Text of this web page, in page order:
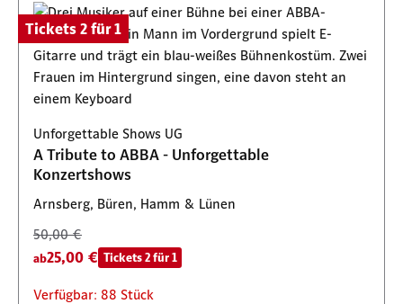
Tickets 2 für 1
Unforgettable Shows UG
A Tribute to ABBA - Unforgettable
Konzertshows
Arnsberg, Büren, Hamm & Lünen
50,00 €
ab25,00 € Tickets 2 für 1
Verfügbar: 88 Stück